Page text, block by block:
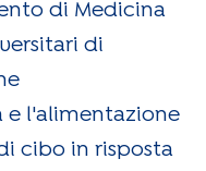
di Medicina
di
e l'alimentazione
cibo in risposta